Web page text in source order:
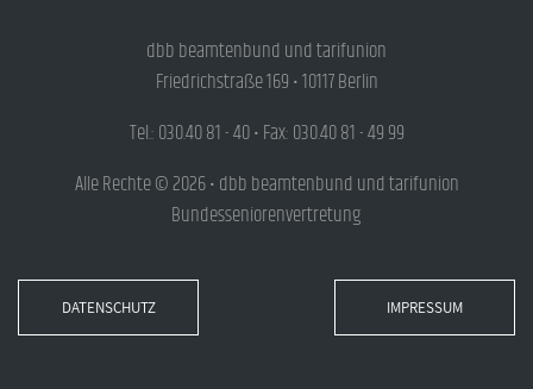
dbb beamtenbund und tarifunion
Friedrichstraße 169 • 10117 Berlin
Tel.: 030.40 81 - 40 • Fax: 030.40 81 - 49 99
Alle Rechte © 2026 • dbb beamtenbund und tarifunion
Bundesseniorenvertretung
DATENSCHUTZ IMPRESSUM